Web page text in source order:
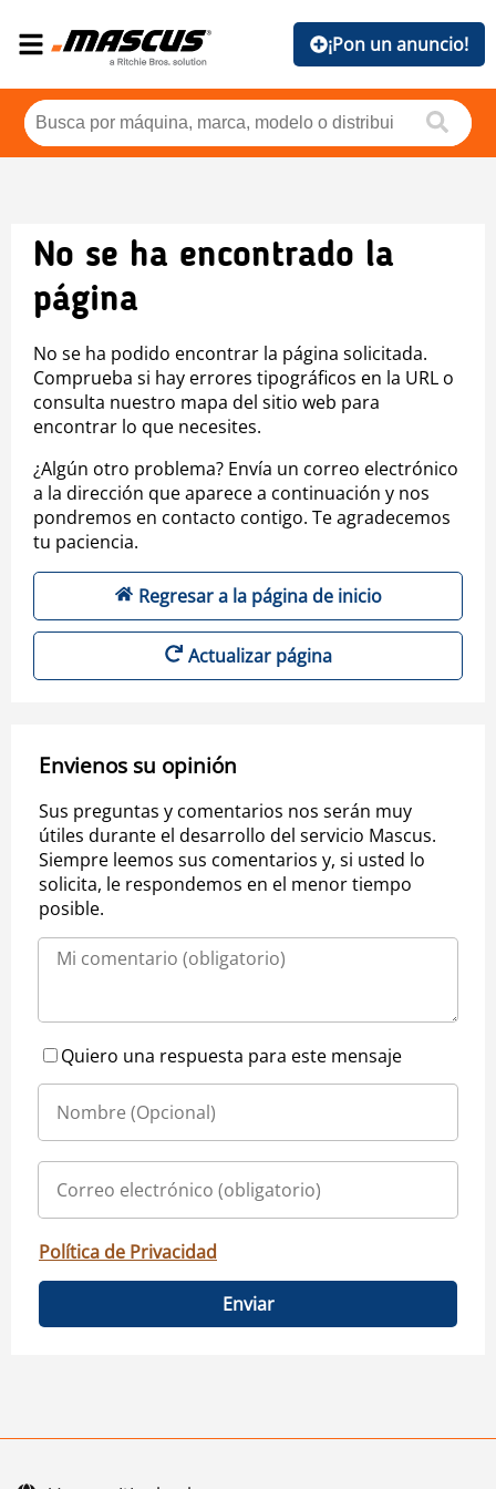
¡Pon un anuncio!
No se ha encontrado la
página
No se ha podido encontrar la página solicitada.
Comprueba si hay errores tipográficos en la URL o
consulta nuestro mapa del sitio web para
encontrar lo que necesites.
¿Algún otro problema? Envía un correo electrónico
a la dirección que aparece a continuación y nos
pondremos en contacto contigo. Te agradecemos
tu paciencia.
Regresar a la página de inicio
Actualizar página
Envienos su opinión
Sus preguntas y comentarios nos serán muy
útiles durante el desarrollo del servicio Mascus.
Siempre leemos sus comentarios y, si usted lo
solicita, le respondemos en el menor tiempo
posible.
Quiero una respuesta para este mensaje
Política de Privacidad
Enviar